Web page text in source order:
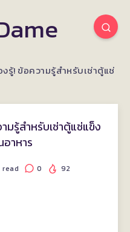
รู้! ข้อความรู้สำหรับเช่าตู้แช่
มรู้สำหรับเช่าตู้แช่แข็ง
อาหาร
read 0 92